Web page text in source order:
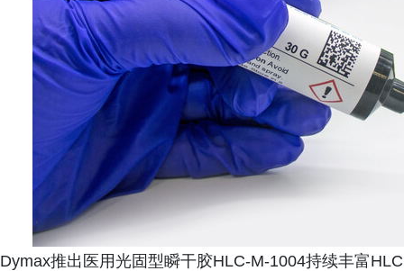
Dymax推出医用光固型瞬干胶HLC‑M‑1004持续丰富